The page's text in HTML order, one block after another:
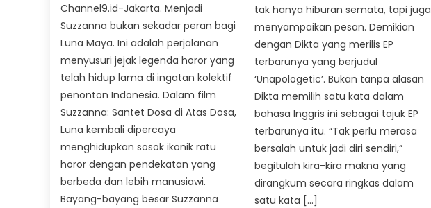
Channel9.id-Jakarta. Menjadi
Suzzanna bukan sekadar peran bagi
Luna Maya. Ini adalah perjalanan
menyusuri jejak legenda horor yang
telah hidup lama di ingatan kolektif
penonton Indonesia. Dalam film
Suzzanna: Santet Dosa di Atas Dosa,
Luna kembali dipercaya
menghidupkan sosok ikonik ratu
horor dengan pendekatan yang
berbeda dan lebih manusiawi.
Bayang-bayang besar Suzzanna
tak hanya hiburan semata, tapi juga
menyampaikan pesan. Demikian
dengan Dikta yang merilis EP
terbarunya yang berjudul
‘Unapologetic’. Bukan tanpa alasan
Dikta memilih satu kata dalam
bahasa Inggris ini sebagai tajuk EP
terbarunya itu. “Tak perlu merasa
bersalah untuk jadi diri sendiri,”
begitulah kira-kira makna yang
dirangkum secara ringkas dalam
satu kata […]